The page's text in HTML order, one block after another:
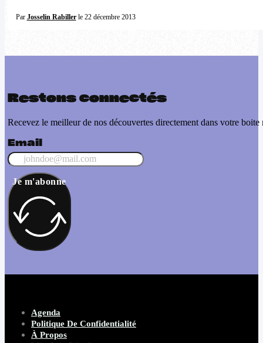
Par Josselin Rabillerle 22 décembre 2013
Restons connectés
Recevez le meilleur de nos découvertes directement dans votre boite
Email
Je m'abonne
Agenda
Politique De Confidentialité
À Propos